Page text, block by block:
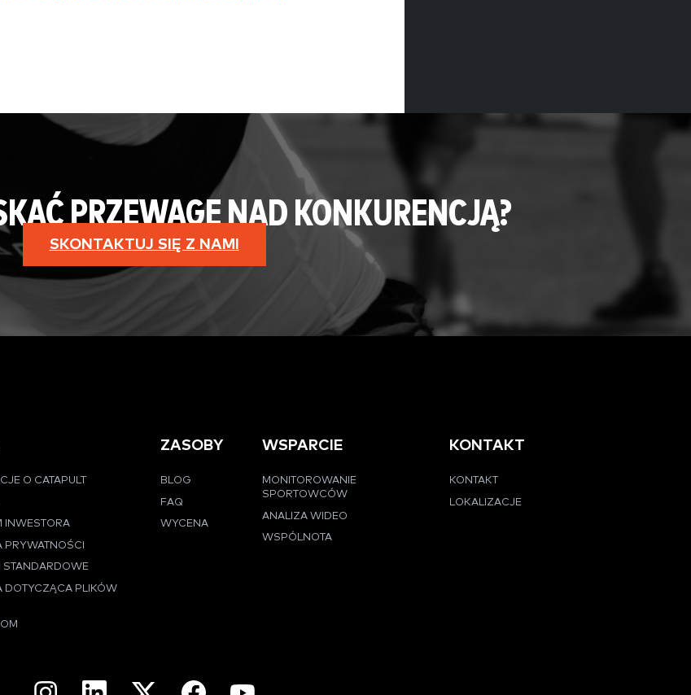
PRZEWAGĘ NAD KONKURENCJĄ?
SKONTAKTUJ SIĘ Z NAMI
O CATAPULT
INWESTORA
PRYWATNOŚCI
STANDARDOWE
DOTYCZĄCA PLIKÓW
ZASOBY
BLOG
FAQ
WYCENA
WSPARCIE
MONITOROWANIE
SPORTOWCÓW
ANALIZA WIDEO
WSPÓLNOTA
KONTAKT
KONTAKT
LOKALIZACJE